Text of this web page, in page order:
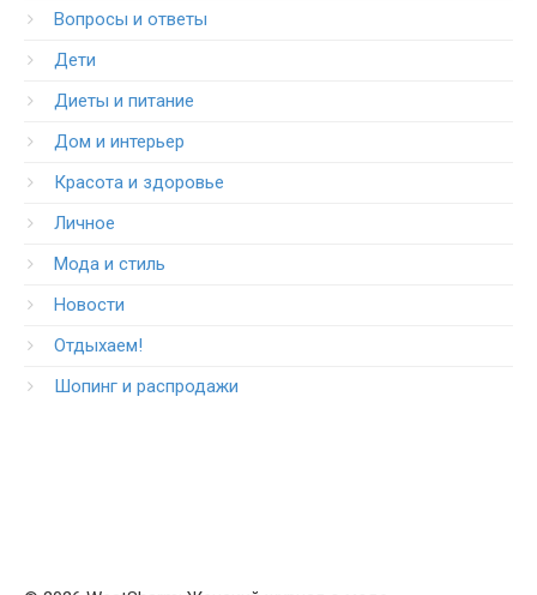
Вопросы и ответы
Дети
Диеты и питание
Дом и интерьер
Красота и здоровье
Личное
Мода и стиль
Новости
Отдыхаем!
Шопинг и распродажи